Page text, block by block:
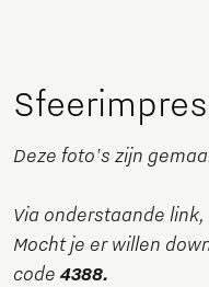
Deze foto's zijn
Via onderstaande
Mocht je er willen
code 4388.